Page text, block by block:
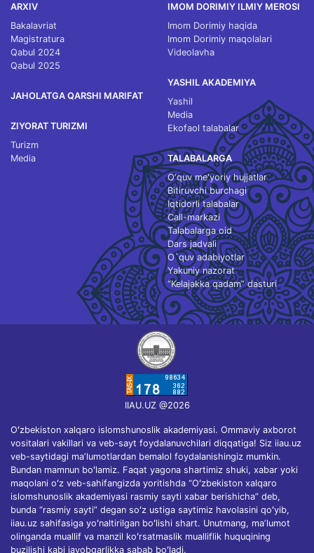
ARXIV
Bakalavriat
Magistratura
Qabul 2024
Qabul 2025
JAHOLATGA QARSHI MARIFAT
ZIYORAT TURIZMI
Turizm
Media
IMOM DORIMIY ILMIY MEROSI
Imom Dorimiy haqida
Imom Dorimiy maqolalari
Videolavha
YASHIL AKADEMIYA
Yashil
Media
Ekofaol talabalar
TALABALARGA
O‘quv me'yoriy hujjatlar
Bitiruvchi burchagi
Iqtidorli talabalar
Call-markazi
Talabalarga oid
Dars jadvali
O`quv adabiyotlar
Yakuniy nazorat
“Kelajakka qadam” dasturi
IIAU.UZ @2026
Oʻzbekiston xalqaro islomshunoslik akademiyasi. Ommaviy axborot
vositalari vakillari va veb-sayt foydalanuvchilari diqqatiga! Siz iiau.uz
veb-saytidagi maʼlumotlardan bemalol foydalanishingiz mumkin.
Bundan mamnun boʻlamiz. Faqat yagona shartimiz shuki, xabar yoki
maqolani oʻz veb-sahifangizda yoritishda “Oʻzbekiston xalqaro
islomshunoslik akademiyasi rasmiy sayti xabar berishicha” deb,
bunda “rasmiy sayti” degan soʻz ustiga saytimiz havolasini qoʻyib,
iiau.uz sahifasiga yoʻnaltirilgan boʻlishi shart. Unutmang, maʼlumot
olinganda muallif va manzil koʻrsatmaslik mualliflik huquqining
buzilishi kabi javobgarlikka sabab boʻladi.